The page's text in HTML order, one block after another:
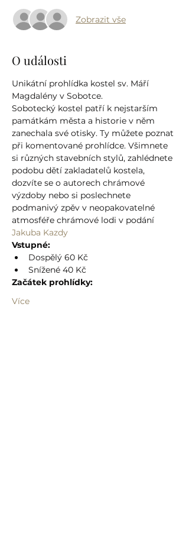
Zobrazit vše
O události
Unikátní prohlídka kostel sv. Máří
Magdalény v Sobotce.
Sobotecký kostel patří k nejstarším
památkám města a historie v něm
zanechala své otisky. Ty můžete poznat
při komentované prohlídce. Všimnete
si různých stavebních stylů, zahlédnete
podobu dětí zakladatelů kostela,
dozvíte se o autorech chrámové
výzdoby nebo si poslechnete
podmanivý zpěv v neopakovatelné
atmosféře chrámové lodi v podání
Jakuba Kazdy
Vstupné:
Dospělý 60 Kč
Snížené 40 Kč
Začátek prohlídky:
Více